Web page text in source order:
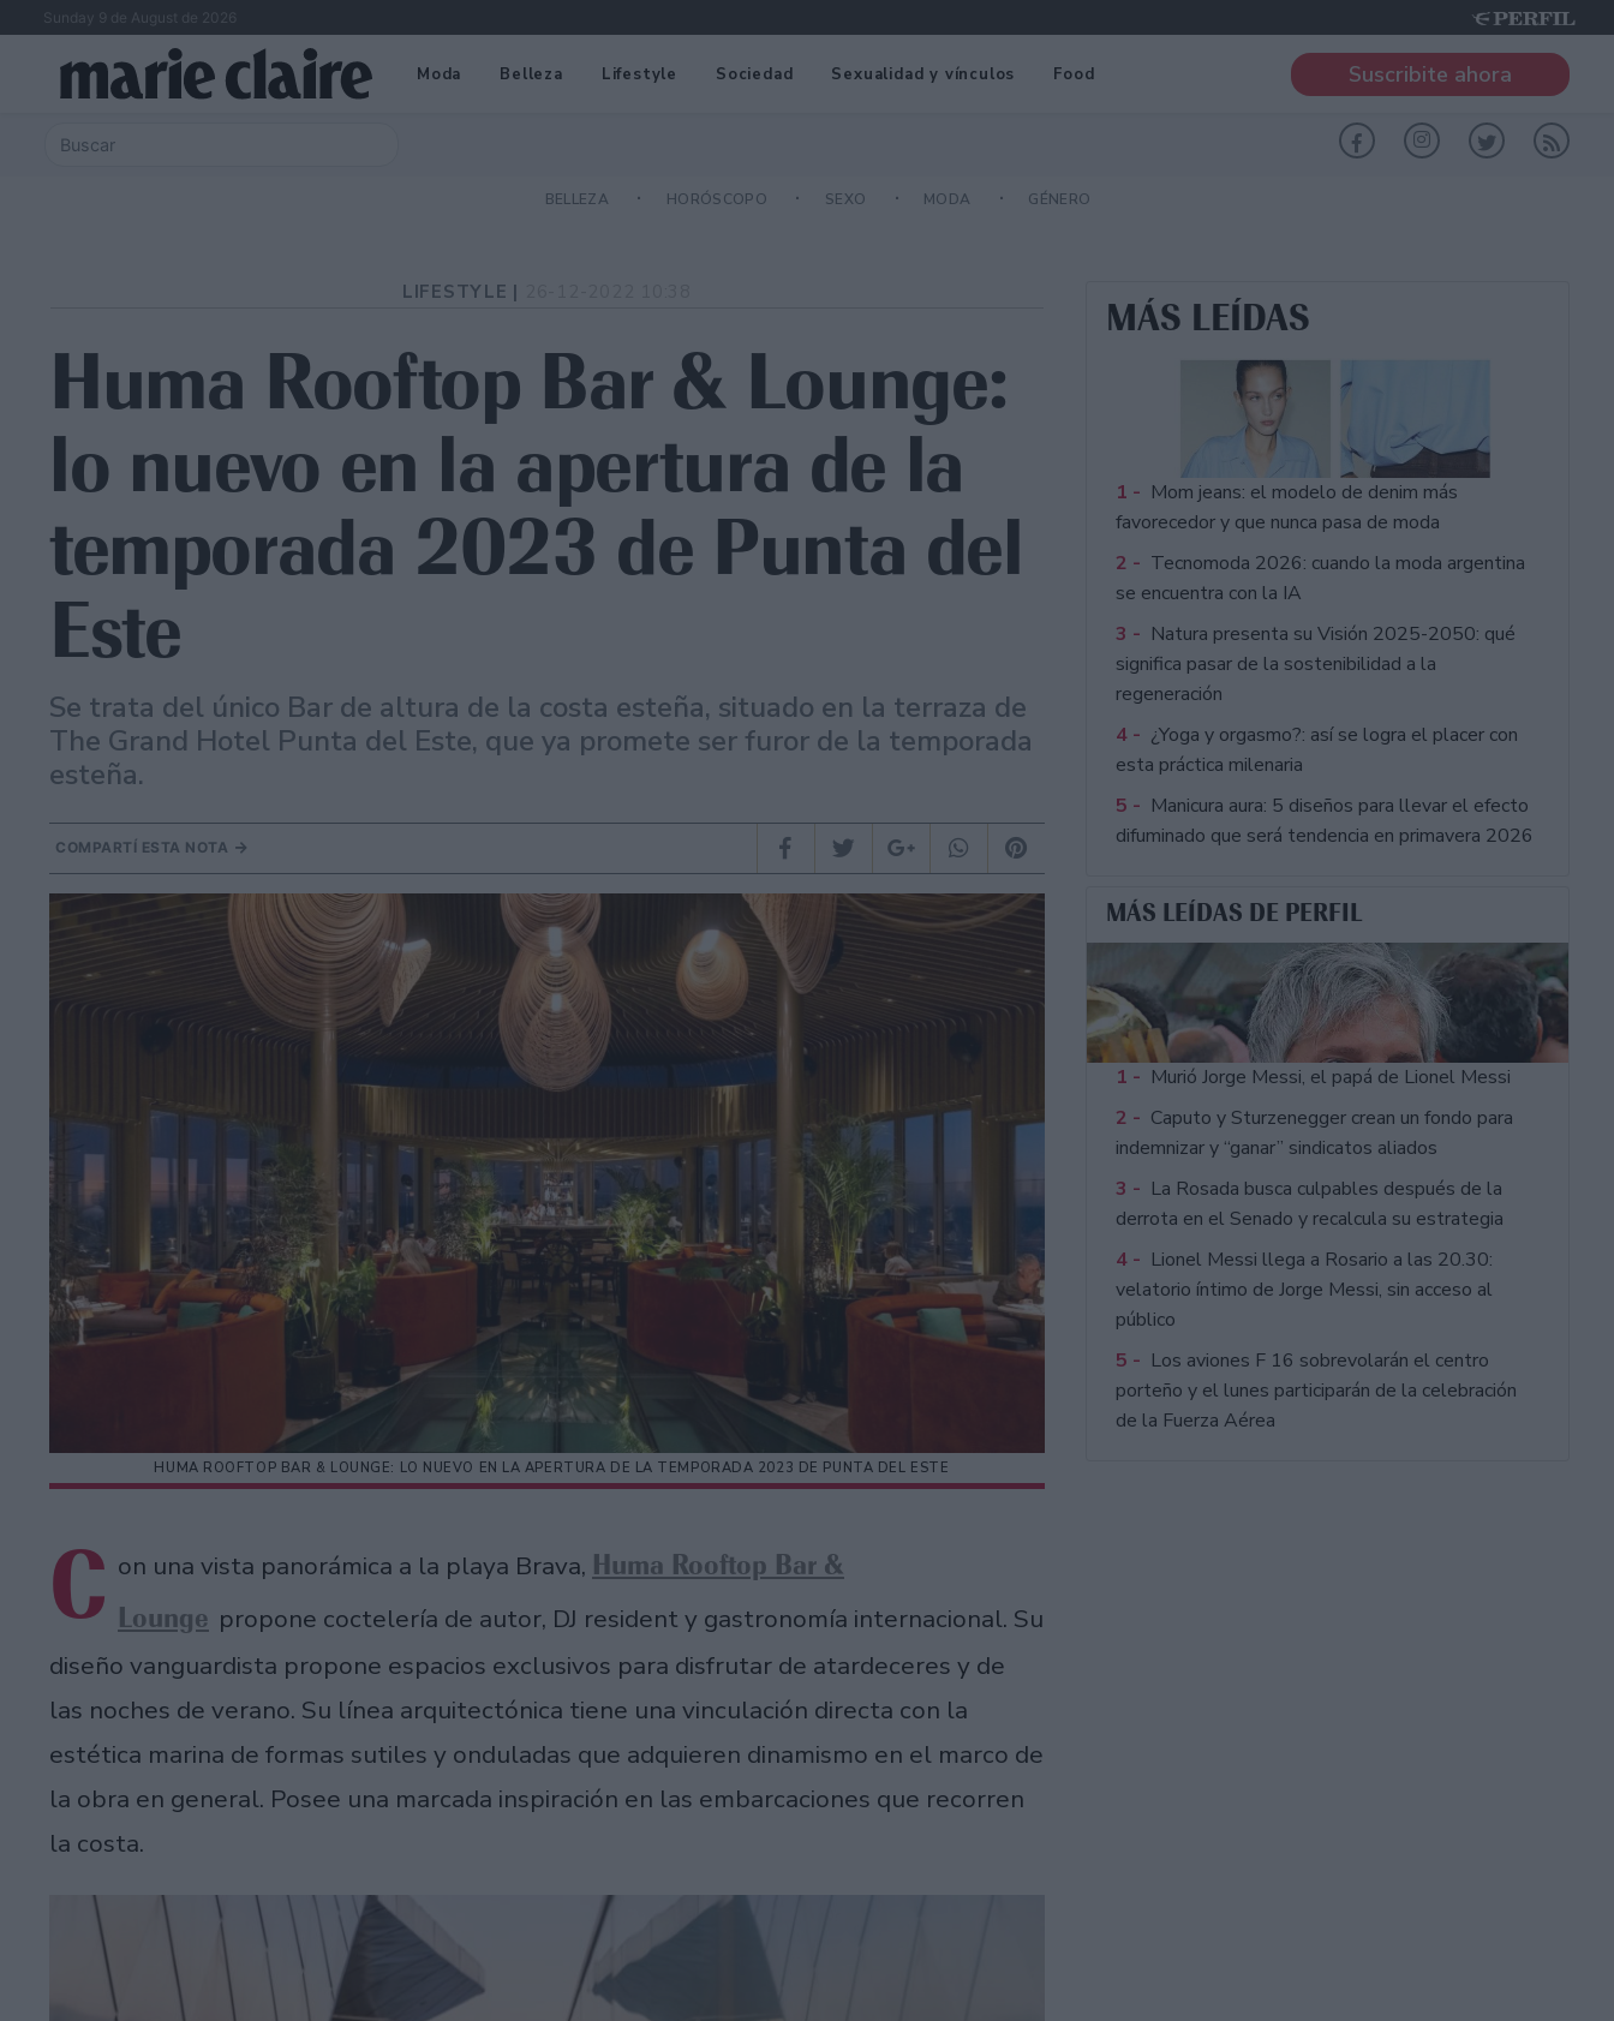
Sunday 9 de August de 2026
Moda Belleza Lifestyle Sociedad Sexualidad y vínculos Food Suscribite ahora
BELLEZA HORÓSCOPO SEXO MODA GÉNERO
LIFESTYLE |
Huma Rooftop Bar & Lounge:
lo nuevo en la apertura de la
temporada 2023 de Punta del
Este
Se trata del único Bar de altura de la costa esteña, situado en la terraza de
The Grand Hotel Punta del Este, que ya promete ser furor de la temporada
esteña.
COMPARTÍ ESTA NOTA
HUMA ROOFTOP BAR & LOUNGE: LO NUEVO EN LA APERTURA DE LA TEMPORADA 2023 DE PUNTA DEL ESTE
C on una vista panorámica a la playa Brava, Huma Rooftop Bar &
Lounge propone coctelería de autor, DJ resident y gastronomía internacional. Su
diseño vanguardista propone espacios exclusivos para disfrutar de atardeceres y de
las noches de verano. Su línea arquitectónica tiene una vinculación directa con la
estética marina de formas sutiles y onduladas que adquieren dinamismo en el marco de
la obra en general. Posee una marcada inspiración en las embarcaciones que recorren
la costa.
MÁS LEÍDAS
1 - Mom jeans: el modelo de denim más
favorecedor y que nunca pasa de moda
2 - Tecnomoda 2026: cuando la moda argentina
se encuentra con la IA
3 - Natura presenta su Visión 2025-2050: qué
significa pasar de la sostenibilidad a la
regeneración
4 - ¿Yoga y orgasmo?: así se logra el placer con
esta práctica milenaria
5 - Manicura aura: 5 diseños para llevar el efecto
difuminado que será tendencia en primavera 2026
MÁS LEÍDAS DE PERFIL
1 - Murió Jorge Messi, el papá de Lionel Messi
2 - Caputo y Sturzenegger crean un fondo para
indemnizar y “ganar” sindicatos aliados
3 - La Rosada busca culpables después de la
derrota en el Senado y recalcula su estrategia
4 - Lionel Messi llega a Rosario a las 20.30:
velatorio íntimo de Jorge Messi, sin acceso al
público
5 - Los aviones F 16 sobrevolarán el centro
porteño y el lunes participarán de la celebración
de la Fuerza Aérea